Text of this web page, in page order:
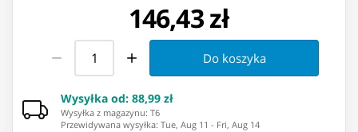
146,43 zł
Do koszyka
Wysyłka od: 88,99 zł
Wysyłka z magazynu: ⁨T6⁩
Przewidywana wysyłka: Tue, Aug 11 - Fri, Aug 14